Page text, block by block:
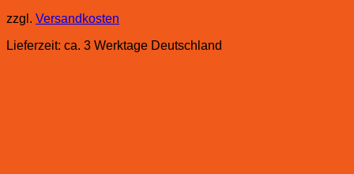
zzgl. Versandkosten
Lieferzeit: ca. 3 Werktage Deutschland